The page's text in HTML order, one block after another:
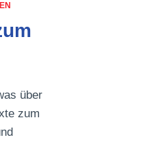
über
zum